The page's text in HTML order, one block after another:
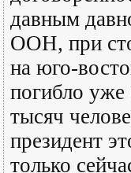
давным
ООН, при
на юго-
погибло уже
тысяч
президент
только